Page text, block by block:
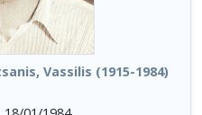
Vassilis (1915-1984)